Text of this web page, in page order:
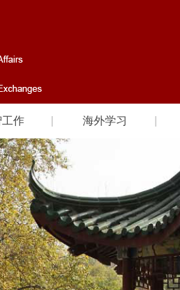
工作 海外学习